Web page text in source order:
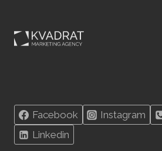
Facebook Instagram
Linkedin